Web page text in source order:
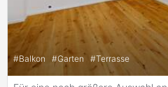
#Balkon #Garten #Terrasse